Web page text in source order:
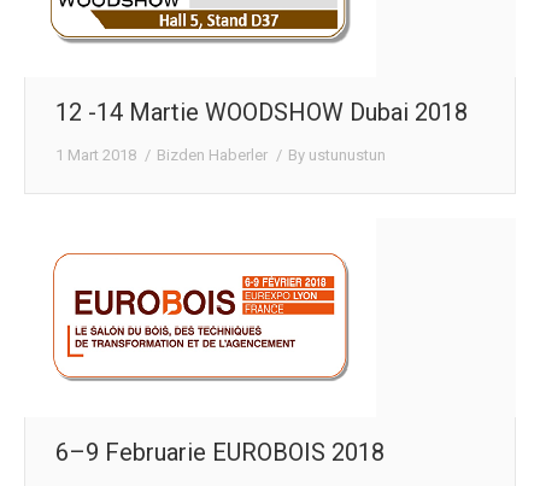
12 -14 Martie WOODSHOW Dubai 2018
1 Mart 2018 Bizden Haberler By ustunustun
6–9 Februarie EUROBOIS 2018